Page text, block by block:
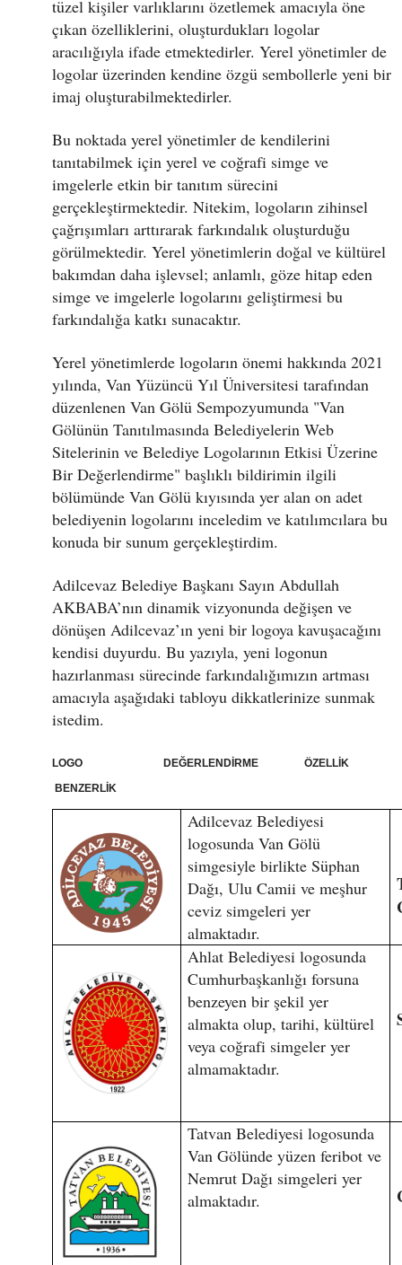
tüzel kişiler varlıklarını özetlemek amacıyla öne
çıkan özelliklerini, oluşturdukları logolar
aracılığıyla ifade etmektedirler. Yerel yönetimler de
logolar üzerinden kendine özgü sembollerle yeni bir
imaj oluşturabilmektedirler.
Bu noktada yerel yönetimler de kendilerini
tanıtabilmek için yerel ve coğrafi simge ve
imgelerle etkin bir tanıtım sürecini
gerçekleştirmektedir. Nitekim, logoların zihinsel
çağrışımları arttırarak farkındalık oluşturduğu
görülmektedir. Yerel yönetimlerin doğal ve kültürel
bakımdan daha işlevsel; anlamlı, göze hitap eden
simge ve imgelerle logolarını geliştirmesi bu
farkındalığa katkı sunacaktır.
Yerel yönetimlerde logoların önemi hakkında 2021
yılında, Van Yüzüncü Yıl Üniversitesi tarafından
düzenlenen Van Gölü Sempozyumunda "Van
Gölünün Tanıtılmasında Belediyelerin Web
Sitelerinin ve Belediye Logolarının Etkisi Üzerine
Bir Değerlendirme" başlıklı bildirimin ilgili
bölümünde Van Gölü kıyısında yer alan on adet
belediyenin logolarını inceledim ve katılımcılara bu
konuda bir sunum gerçekleştirdim.
Adilcevaz Belediye Başkanı Sayın Abdullah
AKBABA’nın dinamik vizyonunda değişen ve
dönüşen Adilcevaz’ın yeni bir logoya kavuşacağını
kendisi duyurdu. Bu yazıyla, yeni logonun
hazırlanması sürecinde farkındalığımızın artması
amacıyla aşağıdaki tabloyu dikkatlerinize sunmak
istedim.
LOGO DEĞERLENDİRME ÖZELLİK
BENZERLİK
Adilcevaz Belediyesi
logosunda Van Gölü
simgesiyle birlikte Süphan
Dağı, Ulu Camii ve meşhur
ceviz simgeleri yer
almaktadır.
Ahlat Belediyesi logosunda
Cumhurbaşkanlığı forsuna
benzeyen bir şekil yer
almakta olup, tarihi, kültürel
veya coğrafi simgeler yer
almamaktadır.
Tatvan Belediyesi logosunda
Van Gölünde yüzen feribot ve
Nemrut Dağı simgeleri yer
almaktadır.